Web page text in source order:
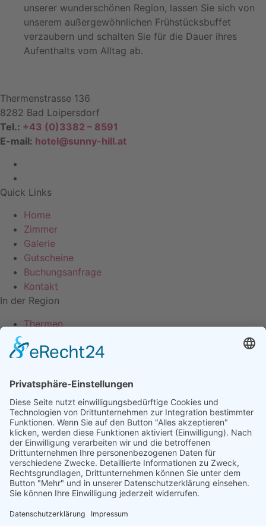
unserer wunderschönen Region, lassen Sie sich von
unserem außergewöhnlichen Frühstücksbuffet
verzaubern und schalten Sie für die Dauer ihres
Aufenthalts vom Alltag ab.
Thermenstrasse 136
8282 Bad Loipersdorf
Tel.: +43 (0)3382 – 8591
E-mail: hotel@sunny-hill.at
Quick Links
Home
Zimmer
Galerie
Gutscheine
Buchungsanfrage
Kontakt
In der Region
Thermen
Bäder & Seen
Newsletter
Bleiben wir in Verbindung, seien Sie immer bestens
informiert!
Email
Hiermit akzeptiere ich die Datenschutzbedingungen